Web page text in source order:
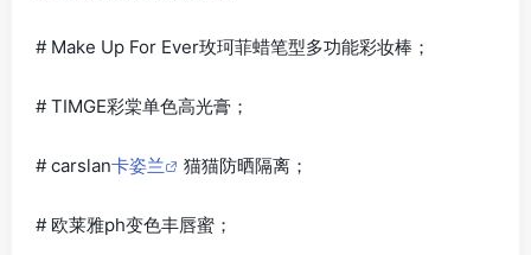
# Make Up For Ever玫珂菲蜡笔型多功能彩妆棒；
# TIMGE彩棠单色高光膏；
# carslan卡姿兰 猫猫防晒隔离；
# 欧莱雅ph变色丰唇蜜；